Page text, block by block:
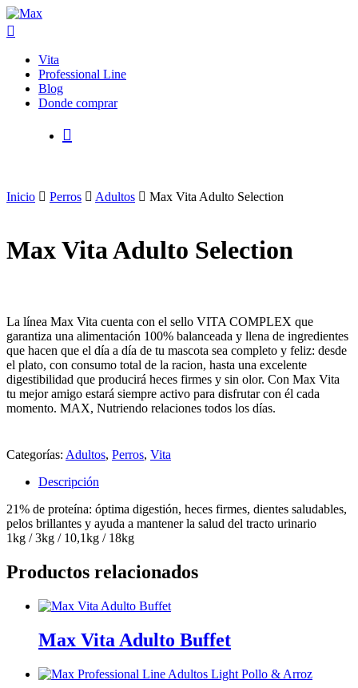
Vita
Professional Line
Blog
Donde comprar
Inicio Perros Adultos Max Vita Adulto Selection
Max Vita Adulto Selection
La línea Max Vita cuenta con el sello VITA COMPLEX que
garantiza una alimentación 100% balanceada y llena de ingredientes
que hacen que el día a día de tu mascota sea completo y feliz: desde
el plato, con consumo total de la racion, hasta una excelente
digestibilidad que producirá heces firmes y sin olor. Con Max Vita
tu mejor amigo estará siempre activo para disfrutar con él cada
momento. MAX, Nutriendo relaciones todos los días.
Categorías: Adultos, Perros, Vita
Descripción
21% de proteína: óptima digestión, heces firmes, dientes saludables,
pelos brillantes y ayuda a mantener la salud del tracto urinario
1kg / 3kg / 10,1kg / 18kg
Productos relacionados
Max Vita Adulto Buffet